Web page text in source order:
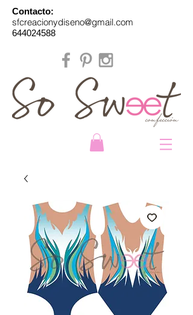
Contacto:
sfcreacionydiseno@gmail.com
644024588